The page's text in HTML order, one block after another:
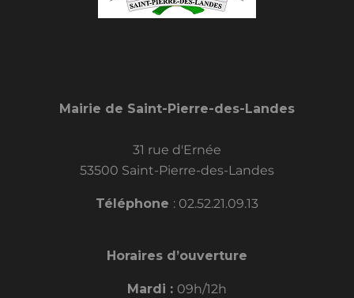
Mairie de Saint-Pierre-des-Landes
31 rue d'Ernée
53500 Saint-Pierre-des-Landes
Téléphone : 02.52.21.09.13
Horaires d’ouverture
Mardi : 09h/12h